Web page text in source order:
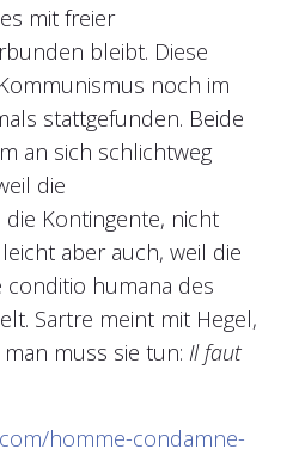
mit freier
bleibt. Diese
noch im
stattgefunden. Beide
an sich schlichtweg
die
Kontingente, nicht
aber auch, weil die
conditio humana des
Sartre meint mit Hegel,
muss sie tun: Il faut
homme-condamne-